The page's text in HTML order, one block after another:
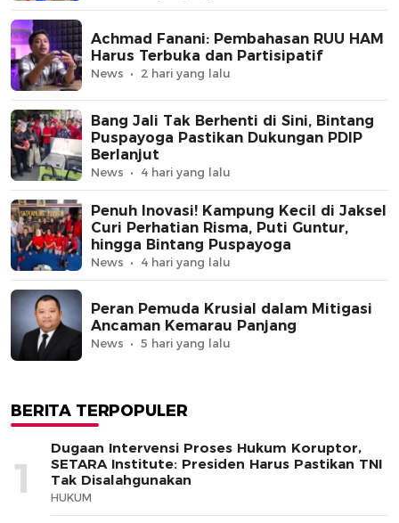
Achmad Fanani: Pembahasan RUU HAM
Harus Terbuka dan Partisipatif
News 2 hari yang lalu
Bang Jali Tak Berhenti di Sini, Bintang
Puspayoga Pastikan Dukungan PDIP
Berlanjut
News 4 hari yang lalu
Penuh Inovasi! Kampung Kecil di Jaksel
Curi Perhatian Risma, Puti Guntur,
hingga Bintang Puspayoga
News 4 hari yang lalu
Peran Pemuda Krusial dalam Mitigasi
Ancaman Kemarau Panjang
News 5 hari yang lalu
BERITA TERPOPULER
1
Dugaan Intervensi Proses Hukum Koruptor,
SETARA Institute: Presiden Harus Pastikan TNI
Tak Disalahgunakan
HUKUM